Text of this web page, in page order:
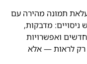
תמונה מהירה עם
מדבקות,
ואפשרויות
רק לראות — אלא